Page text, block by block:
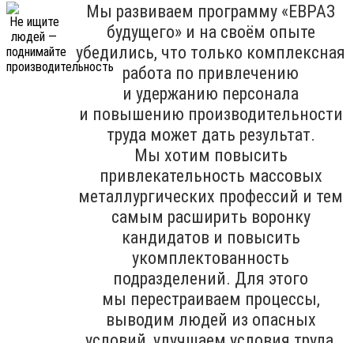
Мы развиваем программу «ЕВРАЗ
будущего» и на своём опыте
убедились, что только комплексная
работа по привлечению
и удержанию персонала
и повышению производительности
труда может дать результат.
Мы хотим повысить
привлекательность массовых
металлургических профессий и тем
самым расширить воронку
кандидатов и повысить
укомплектованность
подразделений. Для этого
мы перестраиваем процессы,
выводим людей из опасных